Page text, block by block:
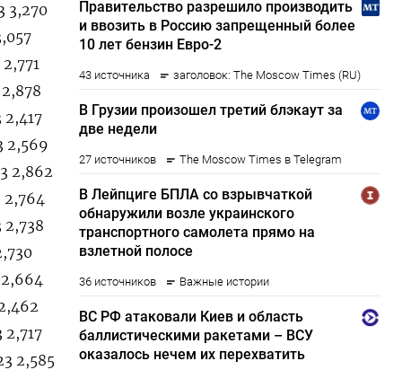
3,270
2,417
2,569
2,862
2,764
2,738
2,664
2,717
2,585